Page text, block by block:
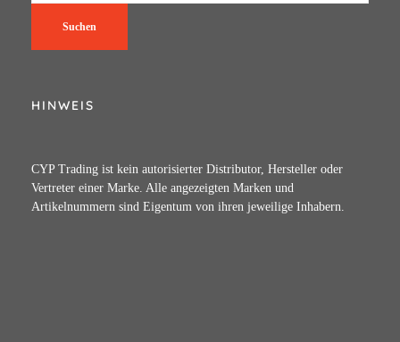
Suchen
HINWEIS
CYP Trading ist kein autorisierter Distributor, Hersteller oder
Vertreter einer Marke. Alle angezeigten Marken und
Artikelnummern sind Eigentum von ihren jeweilige Inhabern.